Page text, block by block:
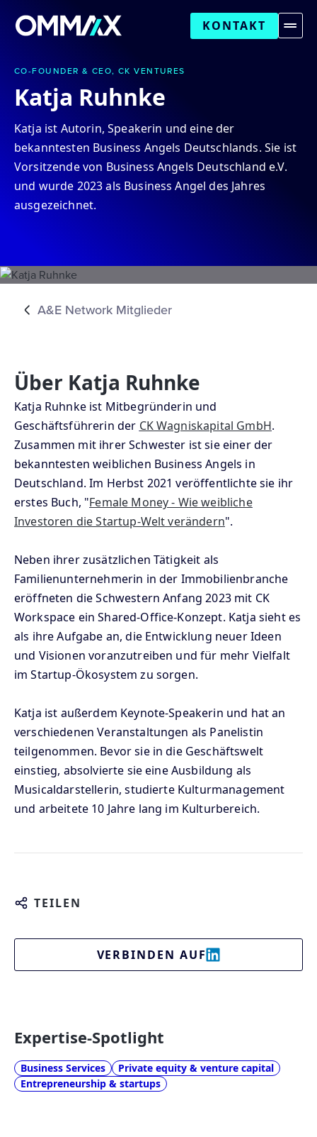
KONTAKT
CO-FOUNDER & CEO, CK VENTURES
Katja Ruhnke
Katja ist Autorin, Speakerin und eine der
bekanntesten Business Angels Deutschlands. Sie ist
Vorsitzende von Business Angels Deutschland e.V.
und wurde 2023 als Business Angel des Jahres
ausgezeichnet.
A&E Network Mitglieder
Über Katja Ruhnke
Katja Ruhnke ist Mitbegründerin und
Geschäftsführerin der CK Wagniskapital GmbH.
Zusammen mit ihrer Schwester ist sie einer der
bekanntesten weiblichen Business Angels in
Deutschland. Im Herbst 2021 veröffentlichte sie ihr
erstes Buch, "Female Money - Wie weibliche
Investoren die Startup-Welt verändern".
Neben ihrer zusätzlichen Tätigkeit als
Familienunternehmerin in der Immobilienbranche
eröffneten die Schwestern Anfang 2023 mit CK
Workspace ein Shared-Office-Konzept. Katja sieht es
als ihre Aufgabe an, die Entwicklung neuer Ideen
und Visionen voranzutreiben und für mehr Vielfalt
im Startup-Ökosystem zu sorgen.
Katja ist außerdem Keynote-Speakerin und hat an
verschiedenen Veranstaltungen als Panelistin
teilgenommen. Bevor sie in die Geschäftswelt
einstieg, absolvierte sie eine Ausbildung als
Musicaldarstellerin, studierte Kulturmanagement
und arbeitete 10 Jahre lang im Kulturbereich.
TEILEN
VERBINDEN AUF
Expertise-Spotlight
Business Services
Private equity & venture capital
Entrepreneurship & startups